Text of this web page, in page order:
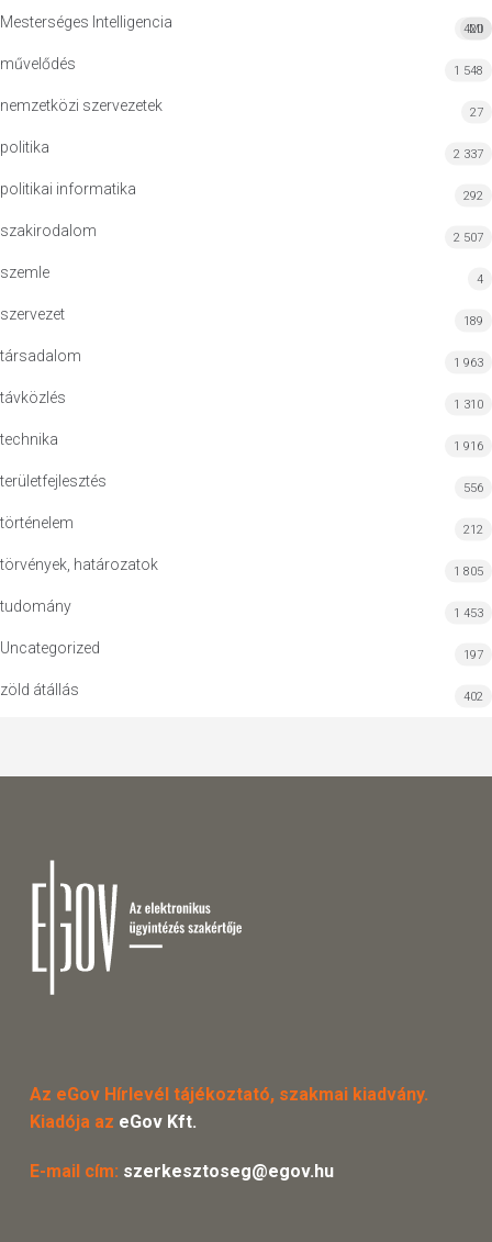
Mesterséges Intelligencia MI
420
művelődés 1 548
nemzetközi szervezetek 27
politika 2 337
politikai informatika 292
szakirodalom 2 507
szemle 4
szervezet 189
társadalom 1 963
távközlés 1 310
technika 1 916
területfejlesztés 556
történelem 212
törvények, határozatok 1 805
tudomány 1 453
Uncategorized 197
zöld átállás 402
Az eGov Hírlevél tájékoztató, szakmai kiadvány.
Kiadója az eGov Kft.
E-mail cím: szerkesztoseg@egov.hu